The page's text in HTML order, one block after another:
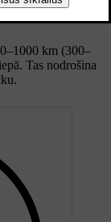
km (300–
Tas nodrošina